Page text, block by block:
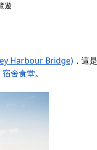
遊
Harbour Bridge) ，這
宿舍食堂。